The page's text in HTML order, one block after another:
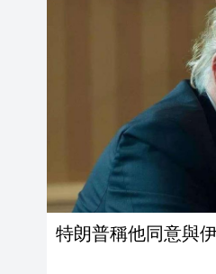
特朗普稱他同意與